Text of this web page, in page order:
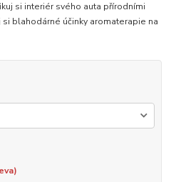
si interiér svého auta přírodními
blahodárné účinky aromaterapie na